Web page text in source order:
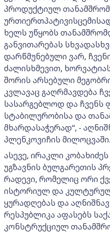
პროდუქტიულ
ხელს უწყობს
განვითარებას
დარწმუნებული ვარ,
ძალისხმევით,
შორის არსებული
კვლავაც გაღრმავდება
სასარგებლოდ და ჩვენს
სტაბილურობისა და
მხარდასაჭერად“, -
პლენკოვიჩის
ასევე, ირაკლი
უგზავნის ბულგარეთის
რადევი, რომელიც ორი
ისტორიულ და კულტურულ
ყურადღებას და
რესპუბლიკა აფასებს
კონსტრუქციულ